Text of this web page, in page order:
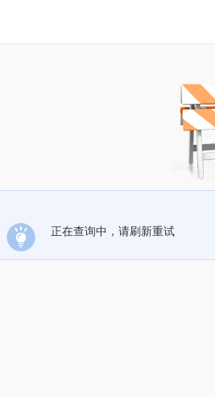
正在查询中，请刷新重试